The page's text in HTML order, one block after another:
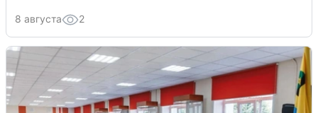
8 августа 2